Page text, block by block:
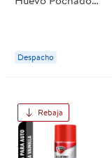
Despacho
Rebaja